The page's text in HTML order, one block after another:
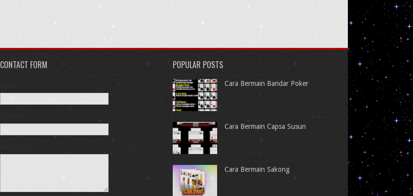
CONTACT FORM
Email
Message
POPULAR POSTS
Cara Bermain Bandar Poker
Cara Bermain Capsa Susun
Cara Bermain Sakong